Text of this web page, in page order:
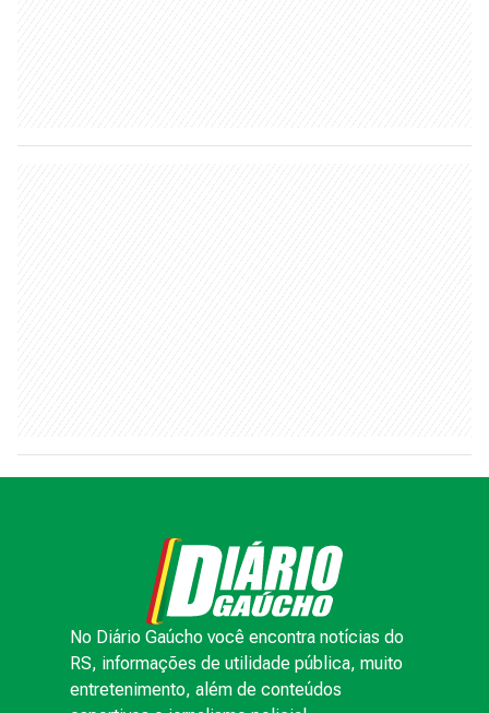
No Diário Gaúcho você encontra notícias do
RS, informações de utilidade pública, muito
entretenimento, além de conteúdos